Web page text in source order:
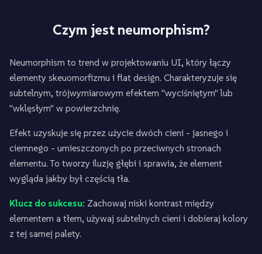
Czym jest neumorphism?
Neumorphism to trend w projektowaniu UI, który łączy
elementy skeuomorfizmu i flat design. Charakteryzuje się
subtelnym, trójwymiarowym efektem "wyciśniętym" lub
"wklęsłym" w powierzchnię.
Efekt uzyskuje się przez użycie dwóch cieni - jasnego i
ciemnego - umieszczonych po przeciwnych stronach
elementu. To tworzy iluzję głębi i sprawia, że element
wygląda jakby był częścią tła.
Klucz do sukcesu: Zachowaj niski kontrast między
elementem a tłem, używaj subtelnych cieni i dobieraj kolory
z tej samej palety.